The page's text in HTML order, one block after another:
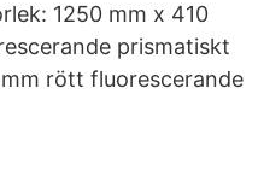
1250 mm x 410
prismatiskt
rött fluorescerande